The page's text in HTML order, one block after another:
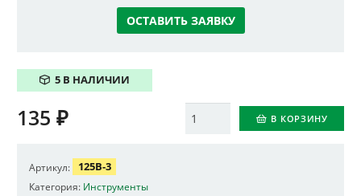
ОСТАВИТЬ ЗАЯВКУ
5 В НАЛИЧИИ
Количество В КОРЗИНУ
135 ₽
Артикул: 125B-3
Категория: Инструменты